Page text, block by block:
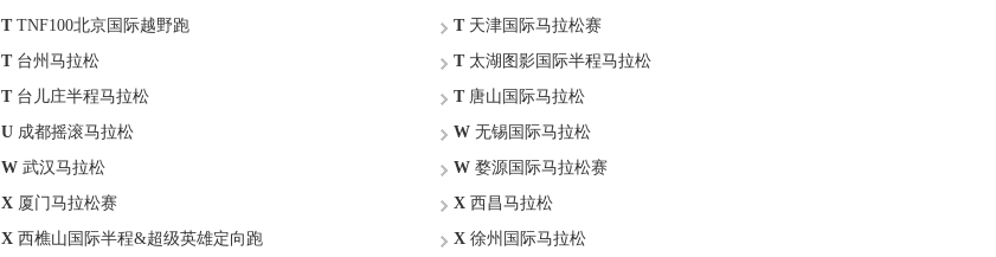
TTNF100北京国际越野跑 T天津国际马拉松赛
T台州马拉松 T太湖图影国际半程马拉松
T台儿庄半程马拉松 T唐山国际马拉松
U成都摇滚马拉松 W无锡国际马拉松
W武汉马拉松 W婺源国际马拉松赛
X厦门马拉松赛 X西昌马拉松
X西樵山国际半程&超级英雄定向跑 X徐州国际马拉松